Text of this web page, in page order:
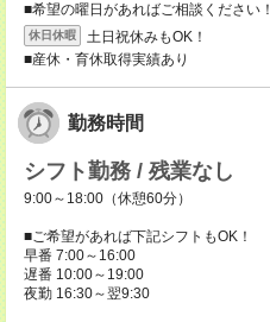
■希望の曜日があればご相談ください！
休日休暇
土日祝休みもOK！
■産休・育休取得実績あり
勤務時間
シフト勤務 / 残業なし
9:00～18:00（休憩60分）
■ご希望があれば下記シフトもOK！
早番 7:00～16:00
遅番 10:00～19:00
夜勤 16:30～翌9:30